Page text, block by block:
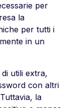
per
la
per tutti i
in un
utili extra,
con altri
la